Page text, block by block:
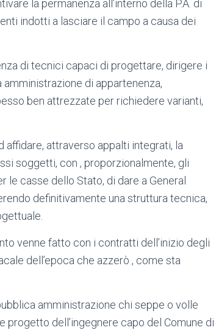
la permanenza all’interno della P.A. di
indotti a lasciare il campo a causa dei
di tecnici capaci di progettare, dirigere i
amministrazione di appartenenza,
ben attrezzate per richiedere varianti,
attraverso appalti integrati, la
soggetti, con , proporzionalmente, gli
casse dello Stato, di dare a General
definitivamente una struttura tecnica,
venne fatto con i contratti dell’inizio degli
dell’epoca che azzerò , come sta
amministrazione chi seppe o volle
dell’ingegnere capo del Comune di